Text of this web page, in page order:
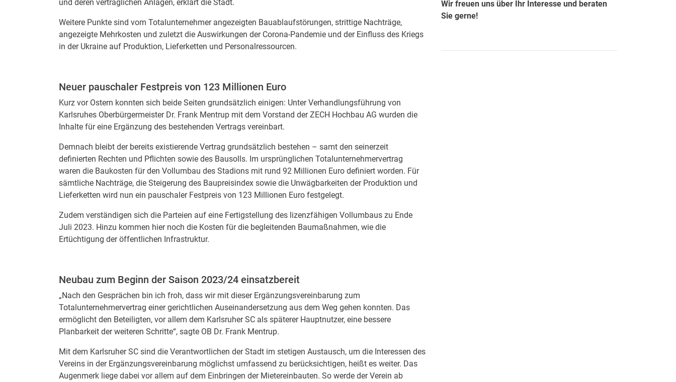
und deren vertraglichen Anlagen, erklärt die Stadt.
Weitere Punkte sind vom Totalunternehmer angezeigten Bauablaufstörungen, strittige Nachträge,
angezeigte Mehrkosten und zuletzt die Auswirkungen der Corona-Pandemie und der Einfluss des Kriegs
in der Ukraine auf Produktion, Lieferketten und Personalressourcen.
Neuer pauschaler Festpreis von 123 Millionen Euro
Kurz vor Ostern konnten sich beide Seiten grundsätzlich einigen: Unter Verhandlungsführung von
Karlsruhes Oberbürgermeister Dr. Frank Mentrup mit dem Vorstand der ZECH Hochbau AG wurden die
Inhalte für eine Ergänzung des bestehenden Vertrags vereinbart.
Demnach bleibt der bereits existierende Vertrag grundsätzlich bestehen – samt den seinerzeit
definierten Rechten und Pflichten sowie des Bausolls. Im ursprünglichen Totalunternehmervertrag
waren die Baukosten für den Vollumbau des Stadions mit rund 92 Millionen Euro definiert worden. Für
sämtliche Nachträge, die Steigerung des Baupreisindex sowie die Unwägbarkeiten der Produktion und
Lieferketten wird nun ein pauschaler Festpreis von 123 Millionen Euro festgelegt.
Zudem verständigen sich die Parteien auf eine Fertigstellung des lizenzfähigen Vollumbaus zu Ende
Juli 2023. Hinzu kommen hier noch die Kosten für die begleitenden Baumaßnahmen, wie die
Ertüchtigung der öffentlichen Infrastruktur.
Neubau zum Beginn der Saison 2023/24 einsatzbereit
„Nach den Gesprächen bin ich froh, dass wir mit dieser Ergänzungsvereinbarung zum
Totalunternehmervertrag einer gerichtlichen Auseinandersetzung aus dem Weg gehen konnten. Das
ermöglicht den Beteiligten, vor allem dem Karlsruher SC als späterer Hauptnutzer, eine bessere
Planbarkeit der weiteren Schritte“, sagte OB Dr. Frank Mentrup.
Mit dem Karlsruher SC sind die Verantwortlichen der Stadt im stetigen Austausch, um die Interessen des
Vereins in der Ergänzungsvereinbarung möglichst umfassend zu berücksichtigen, heißt es weiter. Das
Augenmerk liege dabei vor allem auf dem Einbringen der Mietereinbauten. So werde der Verein ab
Wir freuen uns über Ihr Interesse und beraten
Sie gerne!